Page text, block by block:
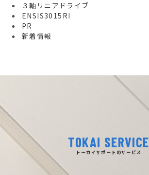
３軸リニアドライブ
ENSIS3015RI
PR
新着情報
TOKAI SERVICE
トーカイサポートのサービス